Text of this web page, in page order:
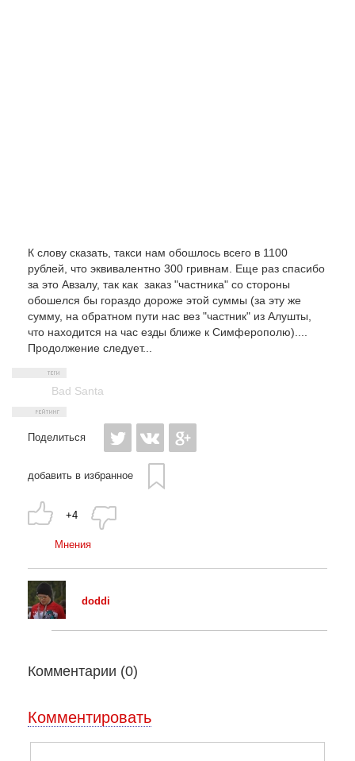
К слову сказать, такси нам обошлось всего в 1100
рублей, что эквивалентно 300 гривнам. Еще раз спасибо
за это Авзалу, так как заказ "частника" со стороны
обошелся бы гораздо дороже этой суммы (за эту же
сумму, на обратном пути нас вез "частник" из Алушты,
что находится на час езды ближе к Симферополю)....
Продолжение следует...
Bad Santa
Поделиться
добавить в избранное
+4
Мнения
doddi
Комментарии (0)
Комментировать